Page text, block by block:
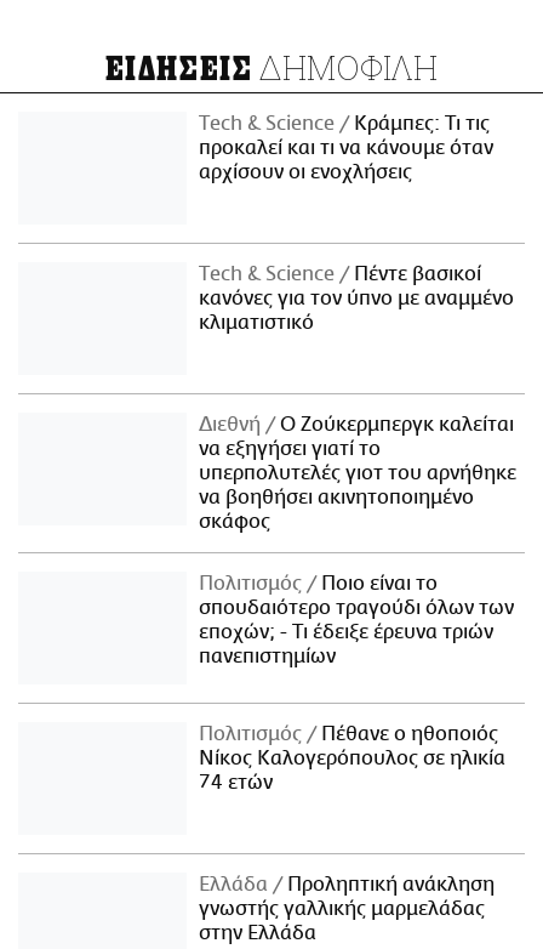
ΕΙΔΗΣΕΙΣ ΔΗΜΟΦΙΛΗ
Τech & Science
Κράμπες: Τι τις
προκαλεί και τι να κάνουμε όταν
αρχίσουν οι ενοχλήσεις
Τech & Science
Πέντε βασικοί
κανόνες για τον ύπνο με αναμμένο
κλιματιστικό
Διεθνή
Ο Ζούκερμπεργκ καλείται
να εξηγήσει γιατί το
υπερπολυτελές γιοτ του αρνήθηκε
να βοηθήσει ακινητοποιημένο
σκάφος
Πολιτισμός
Ποιο είναι το
σπουδαιότερο τραγούδι όλων των
εποχών; - Τι έδειξε έρευνα τριών
πανεπιστημίων
Πολιτισμός
Πέθανε ο ηθοποιός
Νίκος Καλογερόπουλος σε ηλικία
74 ετών
Ελλάδα
Προληπτική ανάκληση
γνωστής γαλλικής μαρμελάδας
στην Ελλάδα